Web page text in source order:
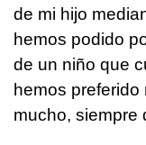
de mi hijo
hemos podido
de un niño que
hemos
mucho, siempre